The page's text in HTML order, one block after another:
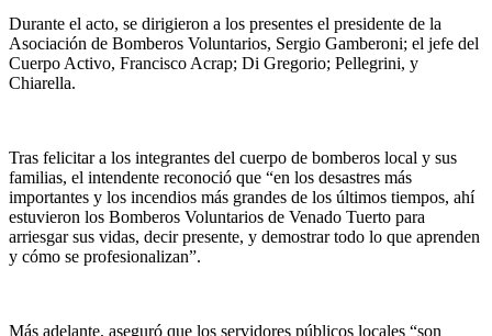
Durante el acto, se dirigieron a los presentes el presidente de la
Asociación de Bomberos Voluntarios, Sergio Gamberoni; el jefe del
Cuerpo Activo, Francisco Acrap; Di Gregorio; Pellegrini, y
Chiarella.
Tras felicitar a los integrantes del cuerpo de bomberos local y sus
familias, el intendente reconoció que “en los desastres más
importantes y los incendios más grandes de los últimos tiempos, ahí
estuvieron los Bomberos Voluntarios de Venado Tuerto para
arriesgar sus vidas, decir presente, y demostrar todo lo que aprenden
y cómo se profesionalizan”.
Más adelante, aseguró que los servidores públicos locales “son